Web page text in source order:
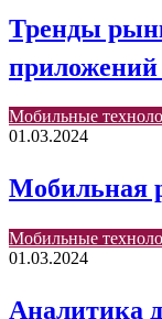
Тренды
Мобильные
01.03.2024
Мобильная
Мобильные
01.03.2024
Аналитика